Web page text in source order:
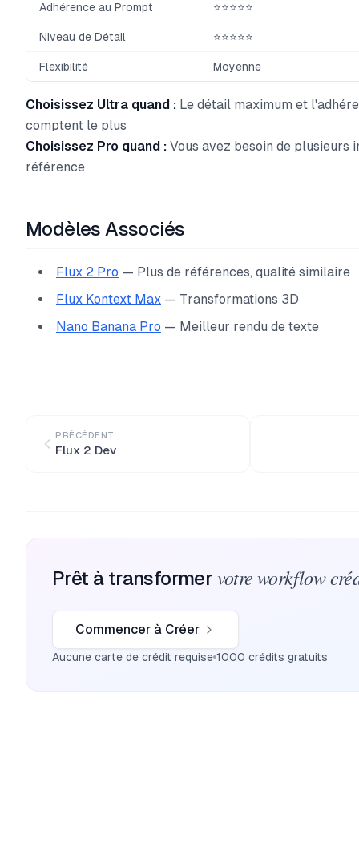
Adhérence au Prompt ⭐⭐⭐⭐⭐
Niveau de Détail ⭐⭐⭐⭐⭐
Flexibilité Moyenne
Choisissez Ultra quand : Le détail maximum et
comptent le plus
Choisissez Pro quand : Vous avez besoin de plusieurs
référence
Modèles Associés
Flux 2 Pro — Plus de références, qualité similaire
Flux Kontext Max — Transformations 3D
Nano Banana Pro — Meilleur rendu de texte
PRÉCÉDENT
Flux 2 Dev
Prêt à transformer votre workflow
Commencer à Créer
Aucune carte de crédit requise 1000 crédits gratuits